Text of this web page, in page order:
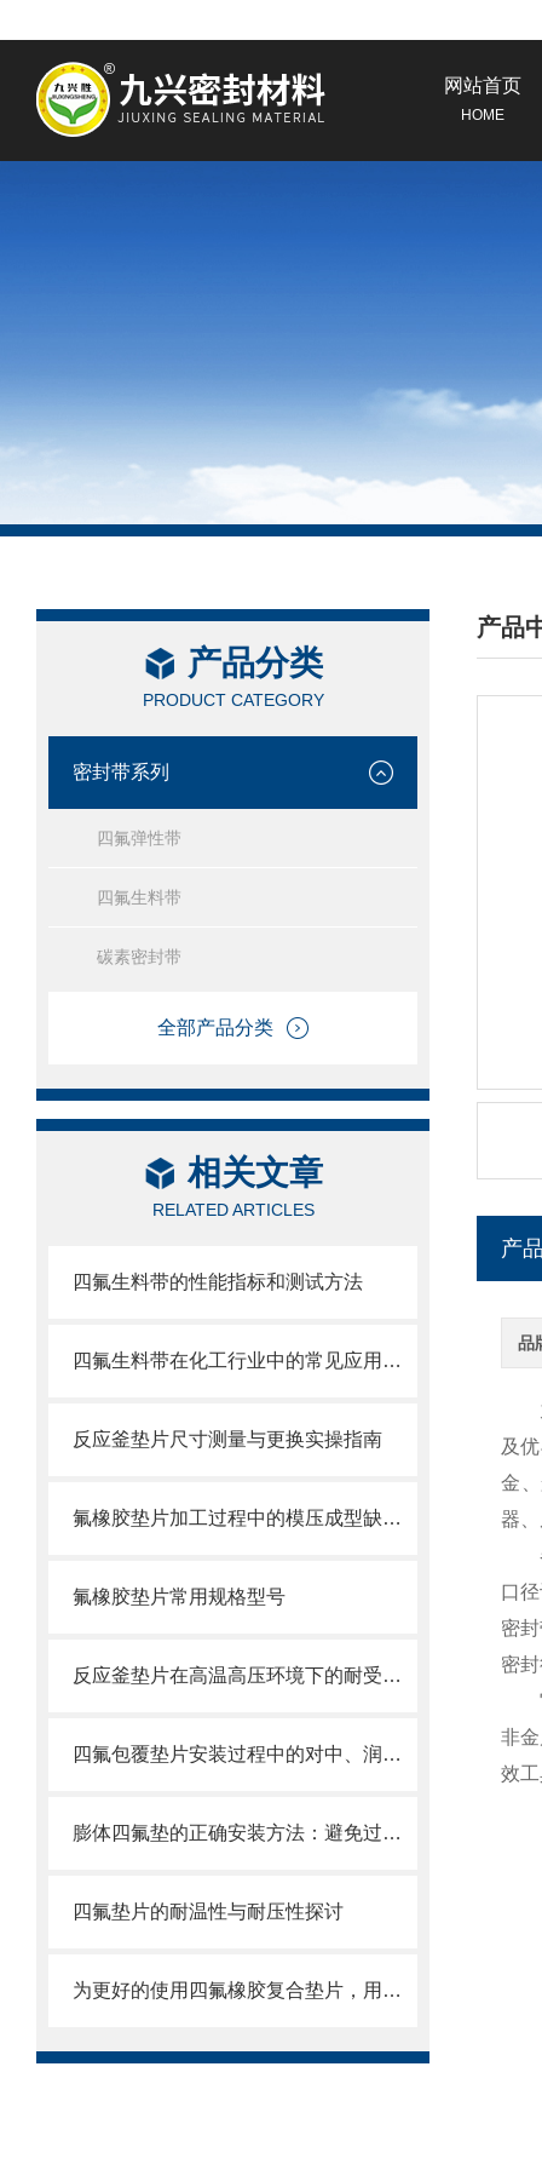
网站首页
HOME
产品分类
PRODUCT CATEGORY
密封带系列
四氟弹性带
四氟生料带
碳素密封带
全部产品分类
相关文章
RELATED ARTICLES
四氟生料带的性能指标和测试方法
四氟生料带在化工行业中的常见应用领域有哪些？
反应釜垫片尺寸测量与更换实操指南
氟橡胶垫片加工过程中的模压成型缺陷分析及工艺改进措施
氟橡胶垫片常用规格型号
反应釜垫片在高温高压环境下的耐受能力如何？
四氟包覆垫片安装过程中的对中、润滑与扭矩控制​
膨体四氟垫的正确安装方法：避免过度压缩、边缘撕裂导致失效的操作细节
四氟垫片的耐温性与耐压性探讨
为更好的使用四氟橡胶复合垫片，用户需掌握这些知识
产品
/
产
品
九
及
金
器
各
口
密
密
它
非
效